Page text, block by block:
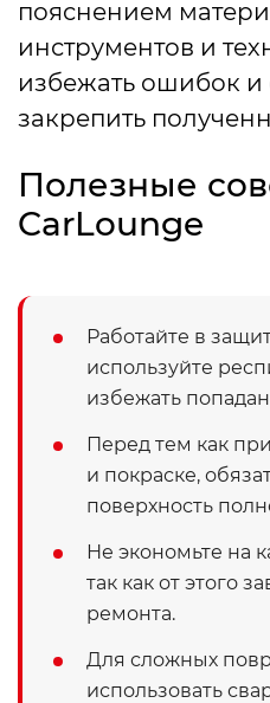
пояснением
инструментов и
избежать ошибок и
закрепить
Полезные
CarLounge
Работайте в
используйте
избежать
Перед тем как
и покраске,
поверхность
Не экономьте на
так как от этого
ремонта.
Для сложных
использовать